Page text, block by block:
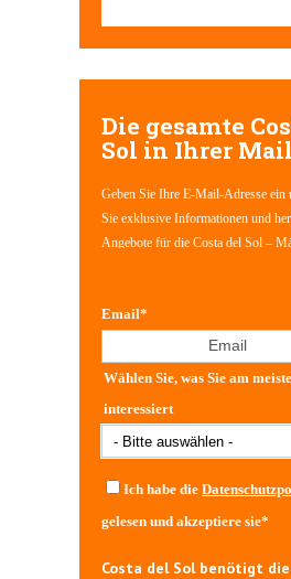
Die gesamte
Sol in Ihrer
Geben Sie Ihre E-Mail-Adresse ein
Sie exklusive Informationen und
Angebote für die Costa del Sol –
Email*
Wählen Sie, was Sie am
interessiert
Ich habe die
gelesen und akzeptiere sie*
Costa del Sol benötigt die